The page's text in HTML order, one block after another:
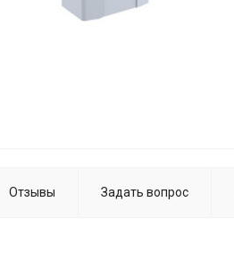
Отзывы Задать вопрос